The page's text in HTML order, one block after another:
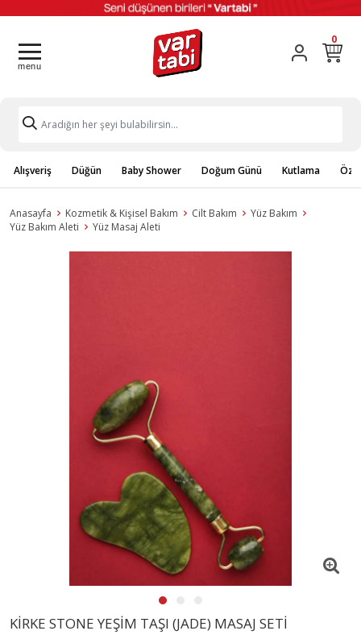
0
Alışveriş Düğün Baby Shower Doğum Günü Kutlama
Anasayfa Kozmetik & Kişisel Bakım Cilt Bakım
Yüz Bakım
Yüz Bakım Aleti
Yüz Masaj Aleti
KİRKE STONE YEŞİM TAŞI (JADE) MASAJ SETİ